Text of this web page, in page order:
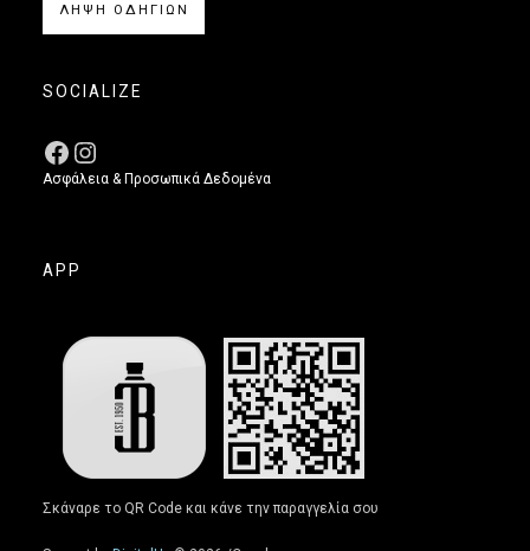
ΛΗΨΗ ΟΔΗΓΙΩΝ
SOCIALIZE
Ασφάλεια & Προσωπικά Δεδομένα
APP
Σκάναρε το QR Code και κάνε την παραγγελία σου